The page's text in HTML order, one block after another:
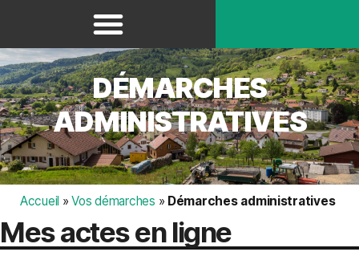
DÉMARCHES
ADMINISTRATIVES
Accueil »Vos démarches » Démarches administratives
Mes actes en ligne